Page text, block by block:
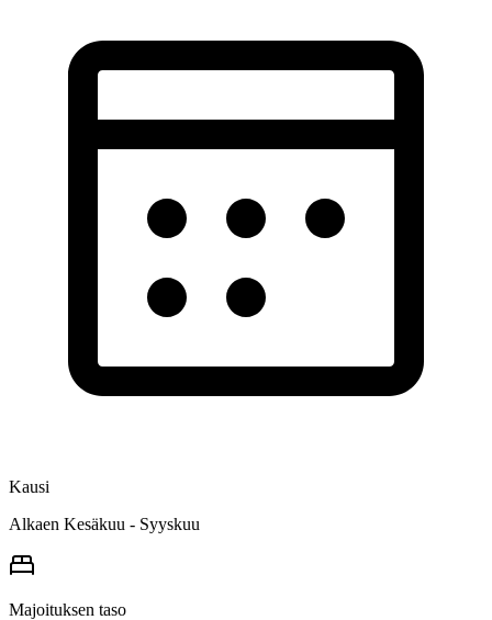
Kausi
Alkaen Kesäkuu - Syyskuu
Majoituksen taso